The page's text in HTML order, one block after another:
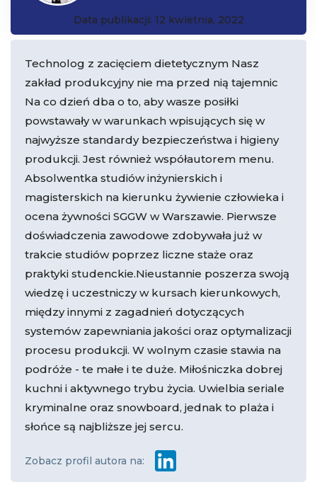
Data publikacji: 12 kwietnia, 2022
Technolog z zacięciem dietetycznym Nasz
zakład produkcyjny nie ma przed nią tajemnic
Na co dzień dba o to, aby wasze posiłki
powstawały w warunkach wpisujących się w
najwyższe standardy bezpieczeństwa i higieny
produkcji. Jest również współautorem menu.
Absolwentka studiów inżynierskich i
magisterskich na kierunku żywienie człowieka i
ocena żywności SGGW w Warszawie. Pierwsze
doświadczenia zawodowe zdobywała już w
trakcie studiów poprzez liczne staże oraz
praktyki studenckie.Nieustannie poszerza swoją
wiedzę i uczestniczy w kursach kierunkowych,
między innymi z zagadnień dotyczących
systemów zapewniania jakości oraz optymalizacji
procesu produkcji. W wolnym czasie stawia na
podróże - te małe i te duże. Miłośniczka dobrej
kuchni i aktywnego trybu życia. Uwielbia seriale
kryminalne oraz snowboard, jednak to plaża i
słońce są najbliższe jej sercu.
Zobacz profil autora na: